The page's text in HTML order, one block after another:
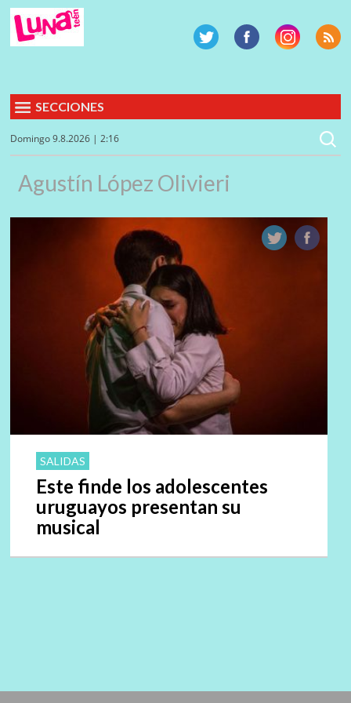
SECCIONES
Domingo 9.8.2026 | 2:16
Agustín López Olivieri
SALIDAS
Este finde los adolescentes
uruguayos presentan su
musical